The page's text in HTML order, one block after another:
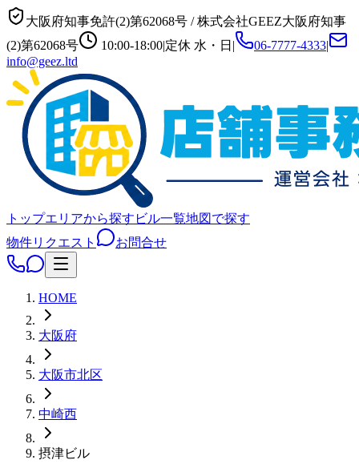
大阪府知事免許(2)第62068号 /株式会社GEEZ大阪府知事
(2)第62068号
10:00-18:00|定休 水・日 | 06-7777-4333|
info@geez.ltd
トップエリアから探す ビル一覧地図で探す
物件リクエスト
お問合せ
HOME
大阪府
大阪市北区
中崎西
摂津ビル